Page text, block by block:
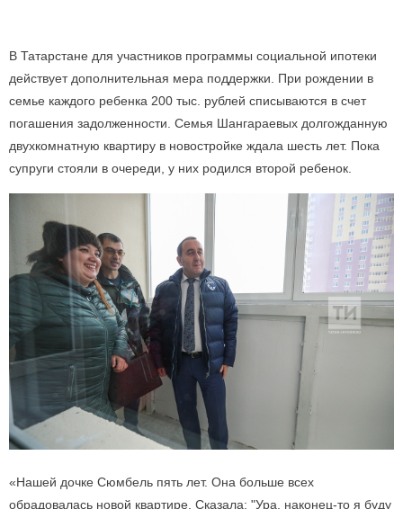
В Татарстане для участников программы социальной ипотеки
действует дополнительная мера поддержки. При рождении в
семье каждого ребенка 200 тыс. рублей списываются в счет
погашения задолженности. Семья Шангараевых долгожданную
двухкомнатную квартиру в новостройке ждала шесть лет. Пока
супруги стояли в очереди, у них родился второй ребенок.
«Нашей дочке Сюмбель пять лет. Она больше всех
обрадовалась новой квартире. Сказала: "Ура, наконец-то я буду